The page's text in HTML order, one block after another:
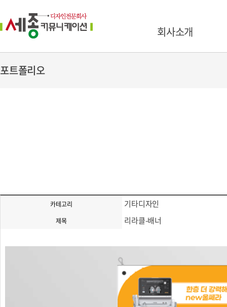
회사소개
포트폴리오
카테고리 기타디자인
제목 리라클-배너